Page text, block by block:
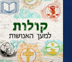
בדוק את הסדרה